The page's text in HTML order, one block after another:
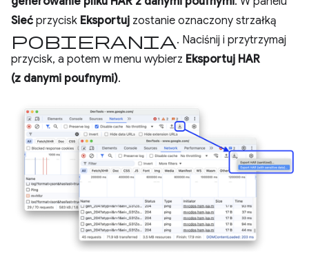
Sieć przycisk Eksportuj zostanie oznaczony strzałką
pobierania. Naciśnij i przytrzymaj
przycisk, a potem w menu wybierz Eksportuj HAR
(z danymi poufnymi).